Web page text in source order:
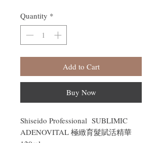
Quantity *
Add to Cart
Buy Now
Shiseido Professional SUBLIMIC
ADENOVITAL 極緻育髮賦活精華